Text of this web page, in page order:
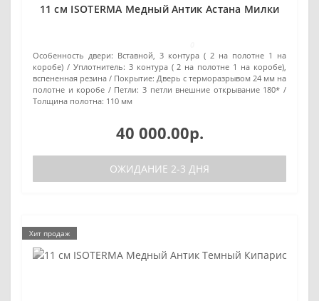
11 см ISOTERMA Медный Антик Астана Милки
Особенность двери: Вставной, 3 контура ( 2 на полотне 1 на
коробе)
Уплотнитель: 3 контура ( 2 на полотне 1 на коробе),
вспененная резина
Покрытие: Дверь с терморазрывом 24 мм на
полотне и коробе
Петли: 3 петли внешние открывание 180*
Толщина полотна: 110 мм
40 000.00р.
ОЖИДАНИЕ 2-3 ДНЯ
Хит продаж